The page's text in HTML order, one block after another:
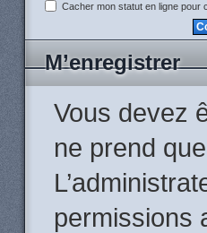
Cacher mon statut en ligne pour
M’enregistrer
Vous devez
ne prend
permissions